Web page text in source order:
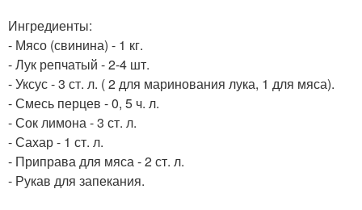
Ингредиенты:
- Мясо (свинина) - 1 кг.
- Лук репчатый - 2-4 шт.
- Уксус - 3 ст. л. ( 2 для маринования лука, 1 для мяса).
- Смесь перцев - 0, 5 ч. л.
- Сок лимона - 3 ст. л.
- Сахар - 1 ст. л.
- Приправа для мяса - 2 ст. л.
- Рукав для запекания.